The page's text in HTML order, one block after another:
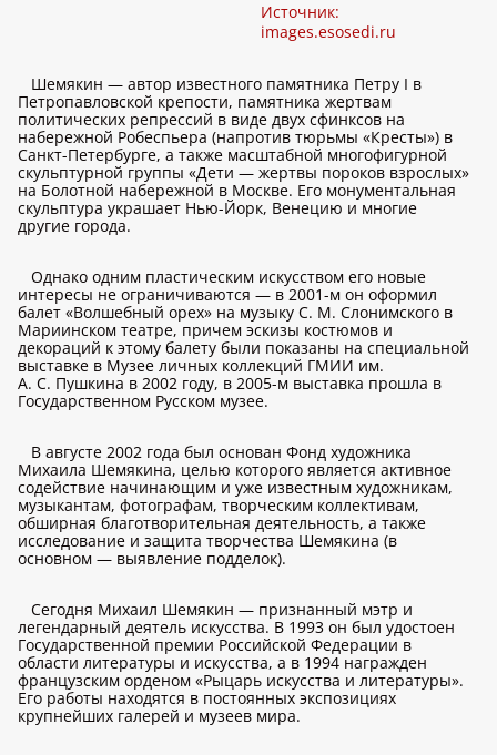
Источник:
images.esosedi.ru
Шемякин — автор известного памятника Петру I в
Петропавловской крепости, памятника жертвам
политических репрессий в виде двух сфинксов на
набережной Робеспьера (напротив тюрьмы «Кресты») в
Санкт-Петербурге, а также масштабной многофигурной
скульптурной группы «Дети — жертвы пороков взрослых»
на Болотной набережной в Москве. Его монументальная
скульптура украшает Нью-Йорк, Венецию и многие
другие города.
Однако одним пластическим искусством его новые
интересы не ограничиваются — в 2001-м он оформил
балет «Волшебный орех» на музыку С. М. Слонимского в
Мариинском театре, причем эскизы костюмов и
декораций к этому балету были показаны на специальной
выставке в Музее личных коллекций ГМИИ им.
А. С. Пушкина в 2002 году, в 2005-м выставка прошла в
Государственном Русском музее.
В августе 2002 года был основан Фонд художника
Михаила Шемякина, целью которого является активное
содействие начинающим и уже известным художникам,
музыкантам, фотографам, творческим коллективам,
обширная благотворительная деятельность, а также
исследование и защита творчества Шемякина (в
основном — выявление подделок).
Сегодня Михаил Шемякин — признанный мэтр и
легендарный деятель искусства. В 1993 он был удостоен
Государственной премии Российской Федерации в
области литературы и искусства, а в 1994 награжден
французским орденом «Рыцарь искусства и литературы».
Его работы находятся в постоянных экспозициях
крупнейших галерей и музеев мира.